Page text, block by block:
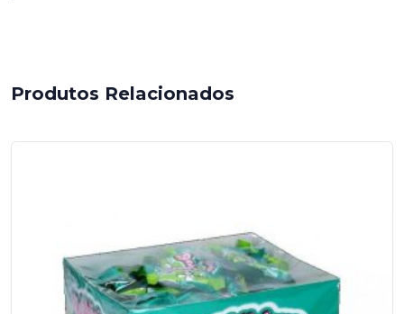
Produtos Relacionados